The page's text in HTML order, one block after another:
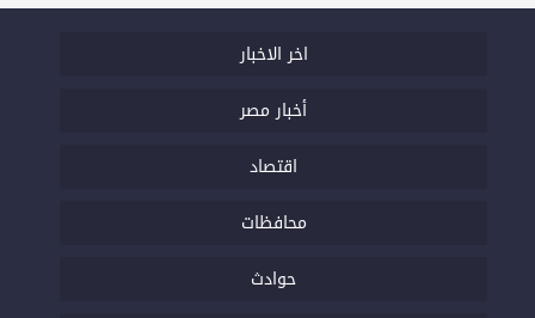
اخر الاخبار
أخبار مصر
اقتصاد
محافظات
حوادث